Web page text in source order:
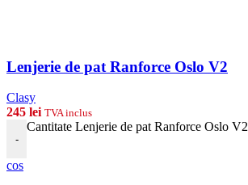
Lenjerie de pat Ranforce Oslo V2
Clasy
245 lei TVA inclus
-
Cantitate Lenjerie de pat Ranforce Oslo V2
cos